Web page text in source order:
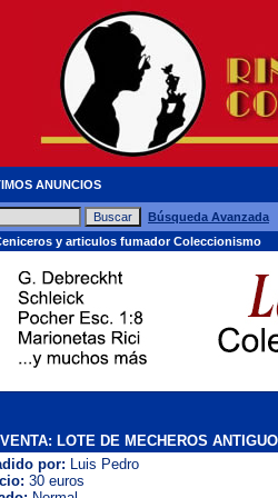
ANUNCIOS
Búsqueda Avanzada
y articulos fumador Coleccionismo
LOTE DE MECHEROS
por: Luis Pedro
30 euros